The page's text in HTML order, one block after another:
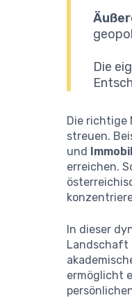
Die
Die richtige
streuen.
und
erreichen.
In dieser
Landschaft
ermöglicht